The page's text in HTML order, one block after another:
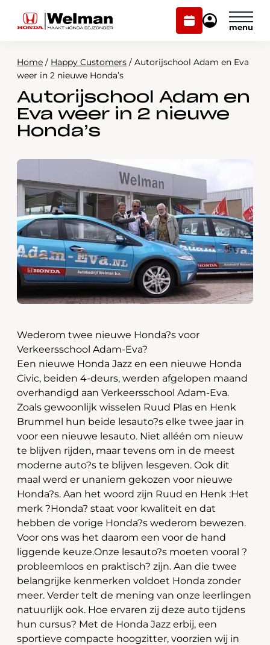
Plan
onderhoud
Mijn
Modellen
Voorraad
Onderhoud en service
Over ons
Webshop
Contact
Plan onderhoud
Mijn Honda Welman
Home / Happy Customers / Autorijschool Adam en Eva
weer in 2 nieuwe Honda’s
Autorijschool Adam en
Eva weer in 2 nieuwe
Honda’s
Wederom twee nieuwe Honda?s voor
Verkeersschool Adam-Eva?
Een nieuwe Honda Jazz en een nieuwe Honda
Civic, beiden 4-deurs, werden afgelopen maand
overhandigd aan Verkeersschool Adam-Eva.
Zoals gewoonlijk wisselen Ruud Plas en Henk
Brummel hun beide lesauto?s elke twee jaar in
voor een nieuwe lesauto. Niet alléén om nieuw
te blijven rijden, maar tevens om in de meest
moderne auto?s te blijven lesgeven. Ook dit
maal werd er unaniem gekozen voor nieuwe
Honda?s. Aan het woord zijn Ruud en Henk :Het
merk ?Honda? staat voor kwaliteit en dat
hebben de vorige Honda?s wederom bewezen.
Voor ons was het daarom een voor de hand
liggende keuze.Onze lesauto?s moeten vooral ?
probleemloos en praktisch? zijn. Aan die twee
belangrijke kenmerken voldoet Honda zonder
meer. Verder telt de mening van onze leerlingen
natuurlijk ook. Hoe ervaren zij deze auto tijdens
hun cursus? Met de Honda Jazz erbij, een
sportieve compacte hoogzitter, voorzien wij in